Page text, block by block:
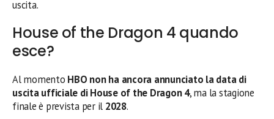
uscita.
House of the Dragon 4 quando
esce?
Al momento HBO non ha ancora annunciato la data di
uscita ufficiale di House of the Dragon 4, ma la stagione
finale è prevista per il 2028.